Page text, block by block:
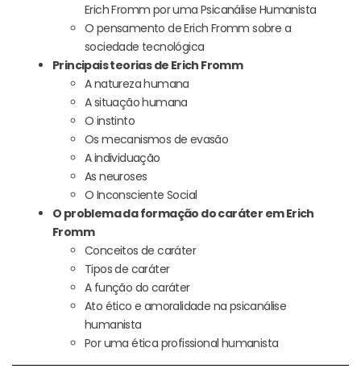
Erich Fromm por uma Psicanálise Humanista
O pensamento de Erich Fromm sobre a
sociedade tecnológica
Principais teorias de Erich Fromm
A natureza humana
A situação humana
O instinto
Os mecanismos de evasão
A individuação
As neuroses
O Inconsciente Social
O problema da formação do caráter em Erich
Fromm
Conceitos de caráter
Tipos de caráter
A função do caráter
Ato ético e amoralidade na psicanálise
humanista
Por uma ética profissional humanista